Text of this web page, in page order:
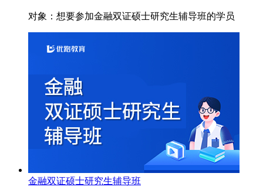
对象： 想要参加金融双证硕士研究生辅导班的学员
金融双证硕士研究生辅导班